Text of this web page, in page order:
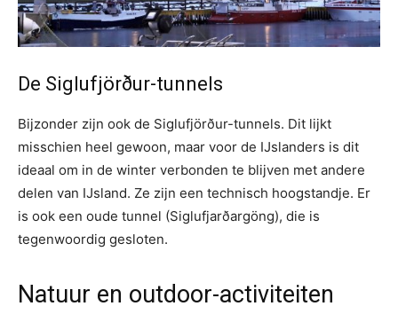
De Siglufjörður-tunnels
Bijzonder zijn ook de Siglufjörður-tunnels. Dit lijkt
misschien heel gewoon, maar voor de IJslanders is dit
ideaal om in de winter verbonden te blijven met andere
delen van IJsland. Ze zijn een technisch hoogstandje. Er
is ook een oude tunnel (Siglufjarðargöng), die is
tegenwoordig gesloten.
Natuur en outdoor-activiteiten